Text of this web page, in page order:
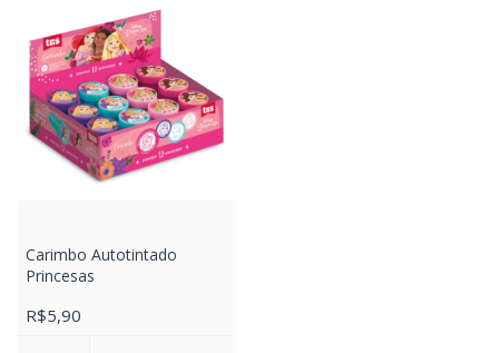
Carimbo Autotintado
Princesas
R$5,90